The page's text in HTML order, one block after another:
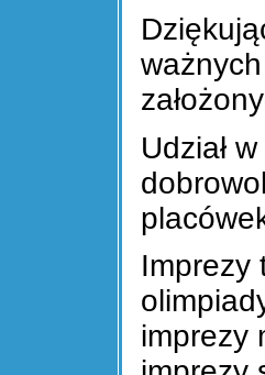
Udział
Imprezy
imprezy